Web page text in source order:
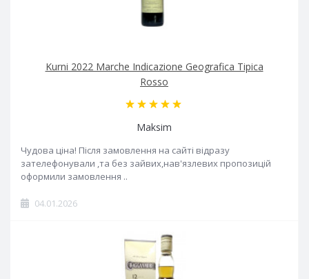
Kurni 2022 Marche Indicazione Geografica Tipica
Rosso
Maksim
Чудова ціна! Після замовлення на сайті відразу
зателефонували ,та без зайвих,нав'язлевих пропозицій
оформили замовлення ..
04.01.2026